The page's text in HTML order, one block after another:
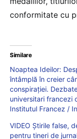
conformitate cu
Similare
Noaptea Ideilor:
întâmplă în creier
conspirației.
universitari francezi
Institutul Francez /
VIDEO Știrile false,
pentru tineri de